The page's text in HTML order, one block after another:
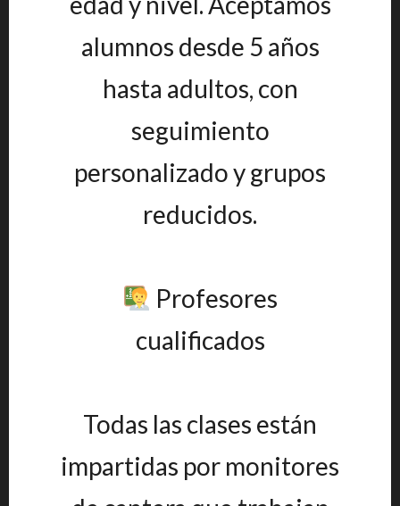
alumnos desde 5 años
hasta adultos, con
seguimiento
personalizado y grupos
reducidos.
Profesores
cualificados
Todas las clases están
impartidas por monitores